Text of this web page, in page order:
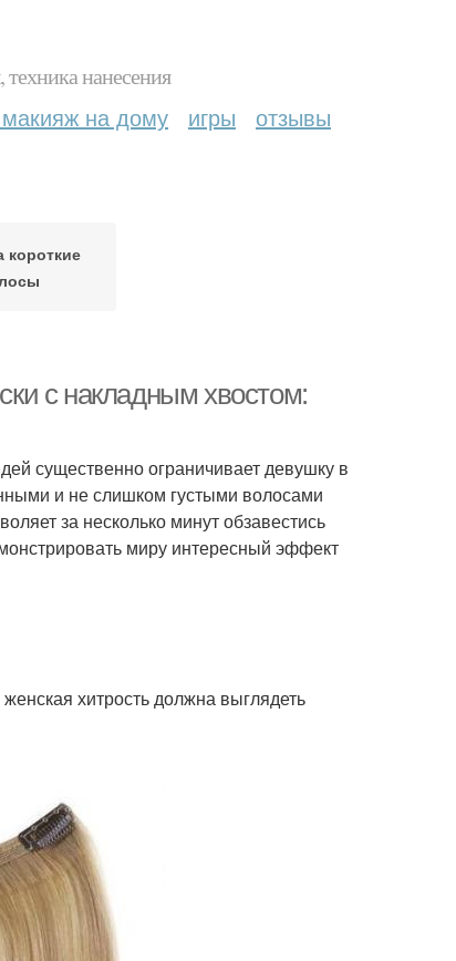
нанесения
на дому игры отзывы
короткие
с накладным хвостом:
существенно ограничивает девушку в
и не слишком густыми волосами
за несколько минут обзавестись
миру интересный эффект
хитрость должна выглядеть